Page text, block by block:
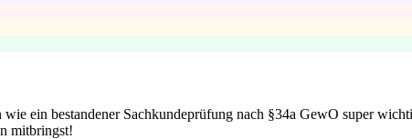
ein bestandener Sachkundeprüfung nach §34a GewO super
mitbringst!